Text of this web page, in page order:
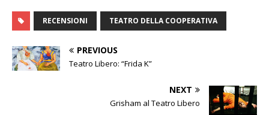
RECENSIONI TEATRO DELLA COOPERATIVA
PREVIOUS
Teatro Libero: “Frida K”
NEXT
Grisham al Teatro Libero